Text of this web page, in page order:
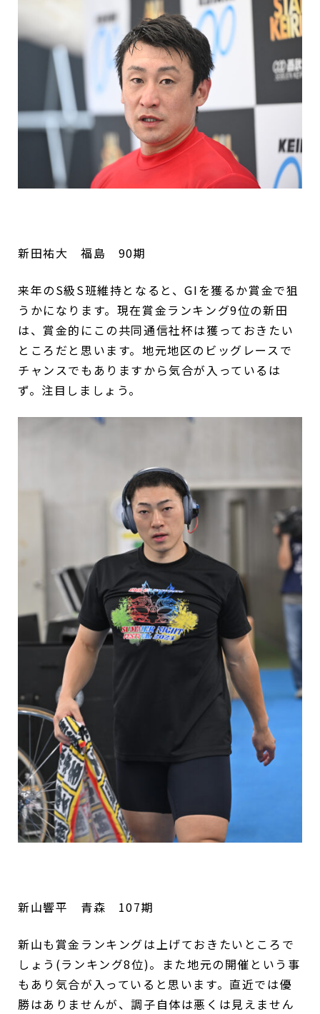
新田祐大 福島 90期
来年のS級S班維持となると、GIを獲るか賞金で狙
うかになります。現在賞金ランキング9位の新田
は、賞金的にこの共同通信社杯は獲っておきたい
ところだと思います。地元地区のビッグレースで
チャンスでもありますから気合が入っているは
ず。注目しましょう。
新山響平 青森 107期
新山も賞金ランキングは上げておきたいところで
しょう(ランキング8位)。また地元の開催という事
もあり気合が入っていると思います。直近では優
勝はありませんが、調子自体は悪くは見えません